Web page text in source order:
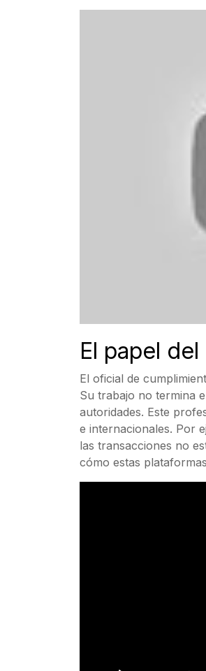
El papel
El oficial de
Su trabajo no termina
autoridades. Este
e internacionales. Por
las transacciones no
cómo estas